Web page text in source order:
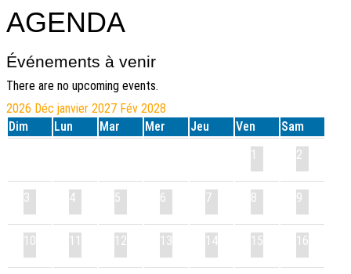
AGENDA
Événements à venir
There are no upcoming events.
2026 Déc janvier 2027 Fév 2028
Dim
Lun Mar Mer Jeu Ven
Sam
1
2
3 4 5 6 7 8 9
10 11 12 13 14 15 16